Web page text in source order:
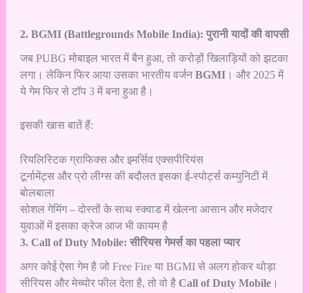
2. BGMI (Battlegrounds Mobile India): पुरानी यादों की वापसी
जब PUBG मोबाइल भारत में बैन हुआ, तो करोड़ों खिलाड़ियों को झटका
लगा। लेकिन फिर आया उसका भारतीय वर्जनBGMI। और 2025 में
ये गेम फिर से टॉप 3 में बना हुआ है।
इसकी खास बातें हैं:
रियलिस्टिक ग्राफिक्स और इमर्सिव एक्सपीरियंस
टूर्नामेंट्स और प्रो लीग्स की बदौलत इसका ई-स्पोर्ट्स कम्युनिटी में
बोलबाला
सोशल गेमिंग – दोस्तों के साथ स्क्वाड में खेलना आसान और मजेदार
युवाओं में इसका क्रेज आज भी कायम है
3. Call of Duty Mobile: सीरियस गेमर्स का पहला प्यार
अगर कोई ऐसा गेम है जो Free Fire या BGMI से अलग होकर थोड़ा
सीरियस और मेच्योर फील देता है, तो वो है Call of Duty Mobile।